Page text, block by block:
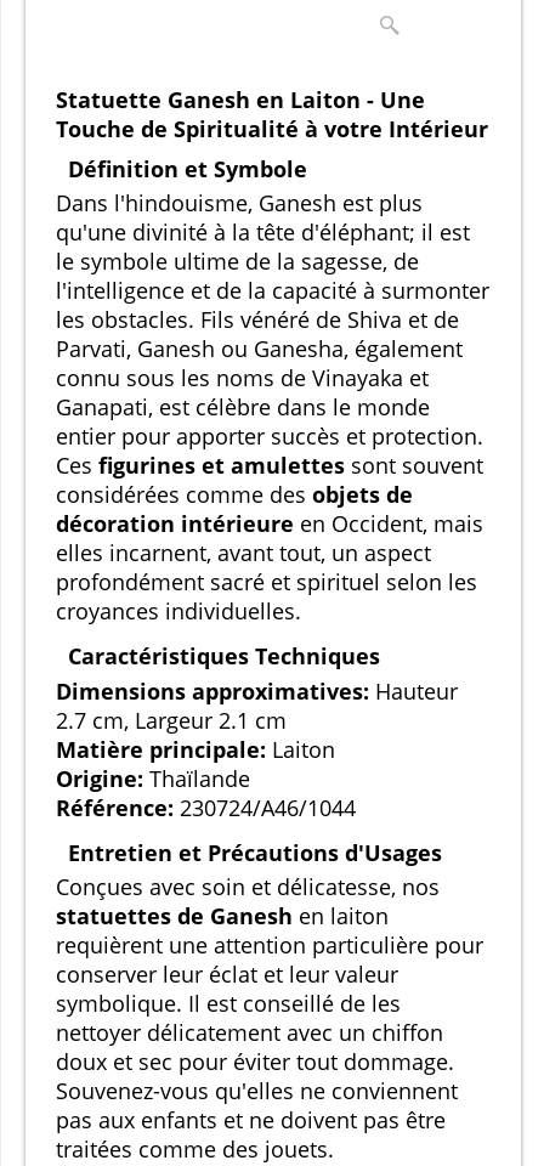
Statuette Ganesh en Laiton - Une
Touche de Spiritualité à votre Intérieur
Définition et Symbole
Dans l'hindouisme, Ganesh est plus
qu'une divinité à la tête d'éléphant; il est
le symbole ultime de la sagesse, de
l'intelligence et de la capacité à surmonter
les obstacles. Fils vénéré de Shiva et de
Parvati, Ganesh ou Ganesha, également
connu sous les noms de Vinayaka et
Ganapati, est célèbre dans le monde
entier pour apporter succès et protection.
Ces figurines et amulettes sont souvent
considérées comme des objets de
décoration intérieure en Occident, mais
elles incarnent, avant tout, un aspect
profondément sacré et spirituel selon les
croyances individuelles.
Caractéristiques Techniques
Dimensions approximatives: Hauteur
2.7 cm, Largeur 2.1 cm
Matière principale: Laiton
Origine: Thaïlande
Référence: 230724/A46/1044
Entretien et Précautions d'Usages
Conçues avec soin et délicatesse, nos
statuettes de Ganesh en laiton
requièrent une attention particulière pour
conserver leur éclat et leur valeur
symbolique. Il est conseillé de les
nettoyer délicatement avec un chiffon
doux et sec pour éviter tout dommage.
Souvenez-vous qu'elles ne conviennent
pas aux enfants et ne doivent pas être
traitées comme des jouets.